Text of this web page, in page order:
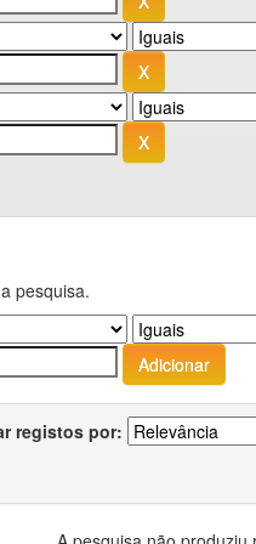
pesquisa.
registos por: